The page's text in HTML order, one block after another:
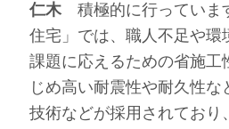
仁木積極的に行っていま
住宅」では、職人不足や環
課題に応えるための省施工
じめ高い耐震性や耐久性
技術などが採用されており